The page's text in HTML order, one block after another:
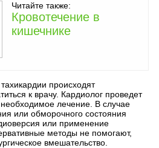
Читайте также:
Кровотечение в
кишечнике
происходят
к врачу. Кардиолог проведет
лечение. В случае
или обморочного состояния
или применение
методы не помогают,
вмешательство.